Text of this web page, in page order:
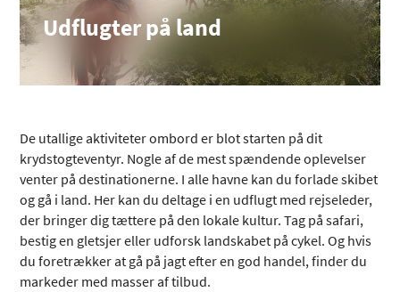
Udflugter på land
De utallige aktiviteter ombord er blot starten på dit
krydstogteventyr. Nogle af de mest spændende oplevelser
venter på destinationerne. I alle havne kan du forlade skibet
og gå i land. Her kan du deltage i en udflugt med rejseleder,
der bringer dig tættere på den lokale kultur. Tag på safari,
bestig en gletsjer eller udforsk landskabet på cykel. Og hvis
du foretrækker at gå på jagt efter en god handel, finder du
markeder med masser af tilbud.